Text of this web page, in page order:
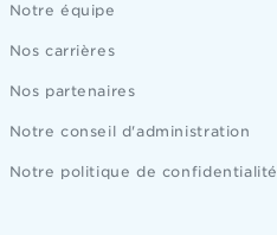
Notre équipe
Nos carrières
Nos partenaires
Notre conseil d'administration
Notre politique de confidentialité